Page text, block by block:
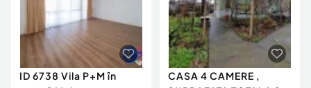
ID 6738 Vila P+M în
CASA 4 CAMERE ,